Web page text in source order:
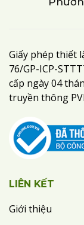
Giấy phép thiết
76/GP-ICP-
cấp ngày 04
truyền thông
LIÊN KẾT
Giới thiệu